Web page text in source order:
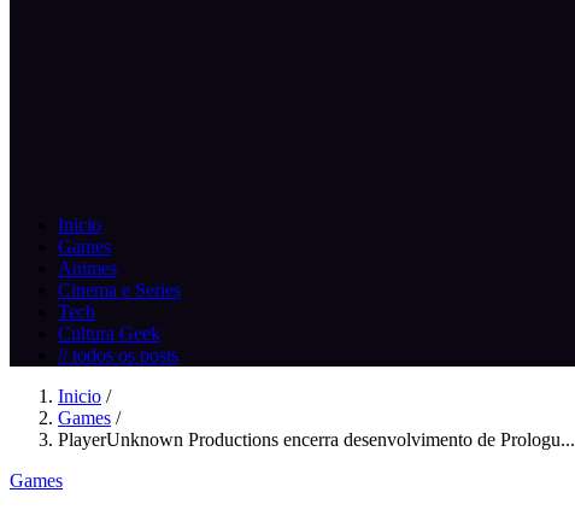
Inicio
Games
Animes
Cinema e Series
Tech
Cultura Geek
// todos os posts
Inicio /
Games /
PlayerUnknown Productions encerra desenvolvimento de Prologu...
Games